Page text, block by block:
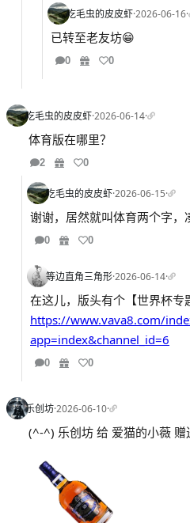
吃毛虫的皮皮虾·2026-06-16·
已转至老友坊😁
0 0
吃毛虫的皮皮虾·2026-06-14·
体育版在哪里？
2 0
吃毛虫的皮皮虾·2026-06-15·
谢谢，居然就叫体育两个字，
0 0
等边直角三角形·2026-06-14·
在这儿，版头有个【世界杯专
https://www.vava8.com/
app=index&channel_id=6
0 0
乐创坊·2026-06-10·
(^-^) 乐创坊 给 爱猫的小薇 赠